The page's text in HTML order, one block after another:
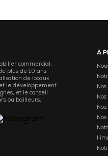
commercial,
plus de 10 ans
de locaux
le développement
et le conseil
ou bailleurs.
À